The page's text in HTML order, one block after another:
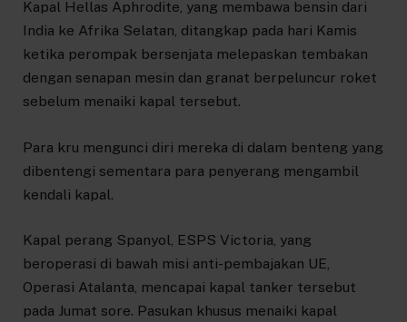
Kapal Hellas Aphrodite, yang membawa bensin dari
India ke Afrika Selatan, ditangkap pada hari Kamis
ketika perompak bersenjata melepaskan tembakan
dengan senapan mesin dan granat berpeluncur roket
sebelum menaiki kapal tersebut.
Para kru mengunci diri mereka di dalam benteng yang
dibentengi sementara para penyerang mengambil
kendali kapal.
Kapal perang Spanyol, ESPS Victoria, yang
beroperasi di bawah misi anti-pembajakan UE,
Operasi Atalanta, mencapai kapal tanker tersebut
pada Jumat sore. Pasukan khusus menaiki kapal